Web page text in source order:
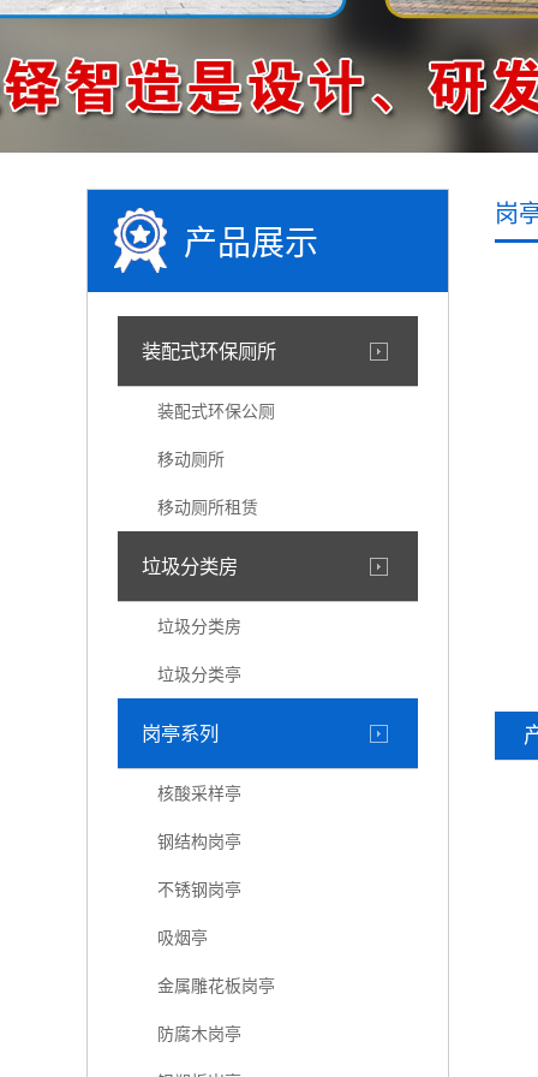
产品展示
装配式环保厕所
装配式环保公厕
移动厕所
移动厕所租赁
垃圾分类房
垃圾分类房
垃圾分类亭
岗亭系列
核酸采样亭
钢结构岗亭
不锈钢岗亭
吸烟亭
金属雕花板岗亭
防腐木岗亭
岗